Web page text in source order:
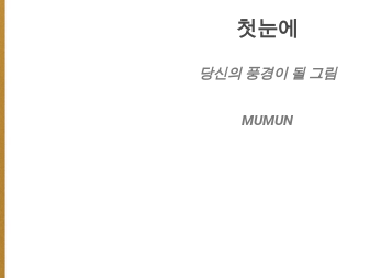
첫눈에
당신의 풍경이 될 그림
MUMUN